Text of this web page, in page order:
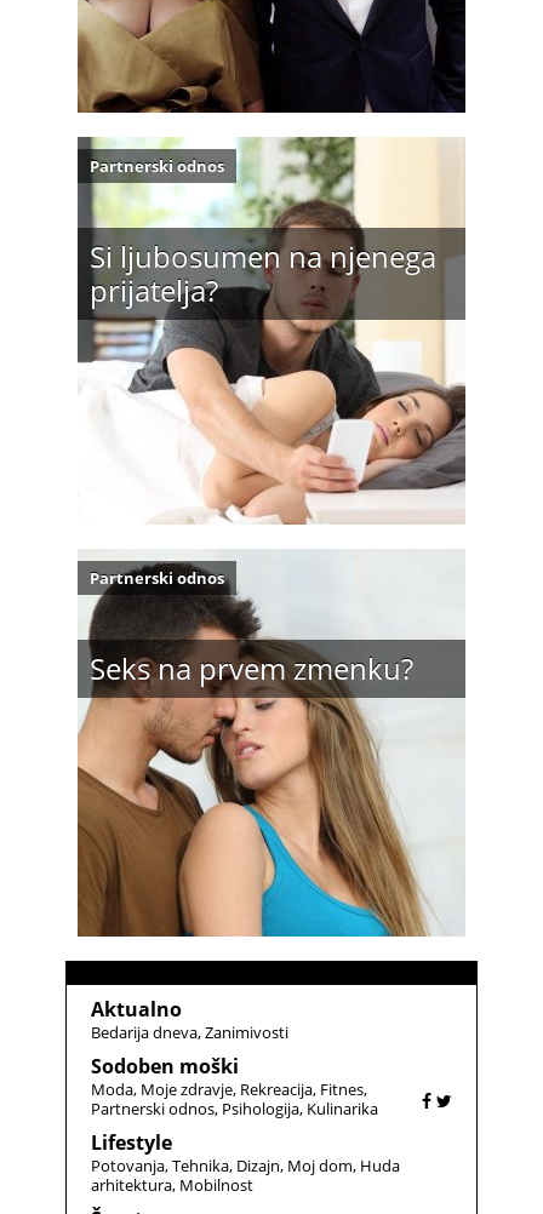
Si ljubosumen na njenega
prijatelja?
Partnerski odnos
Seks na prvem zmenku?
Partnerski odnos
Aktualno
Bedarija dneva Zanimivosti
Sodoben moški
Moda Moje zdravje Rekreacija Fitnes
Partnerski odnos Psihologija Kulinarika
Lifestyle
Potovanja Tehnika Dizajn Moj dom Huda
arhitektura Mobilnost